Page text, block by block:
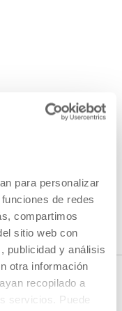
para personalizar
de redes
compartimos
sitio web con
publicidad y análisis
otra información
recopilado a
servicios. Puede